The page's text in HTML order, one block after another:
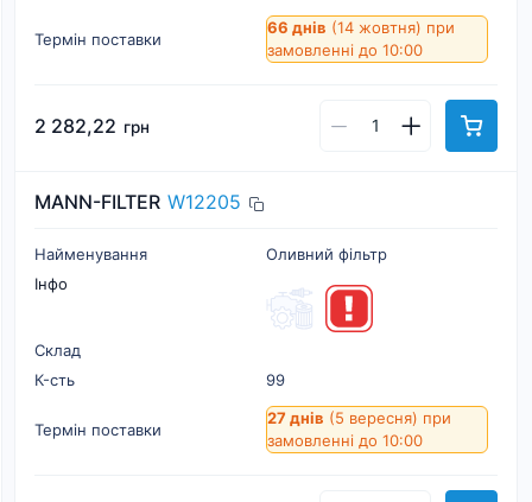
Термін поставки
66 днів (14 жовтня) при
замовленні до 10:00
2 282,22 грн
MANN-FILTER W12205
Найменування
Оливний фільтр
Інфо
Склад
К-cть
99
Термін поставки
27 днів (5 вересня) при
замовленні до 10:00